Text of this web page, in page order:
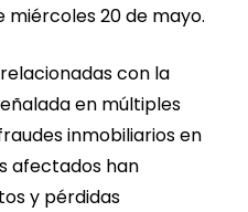
20 de mayo.
con la
en múltiples
inmobiliarios en
afectados han
y pérdidas